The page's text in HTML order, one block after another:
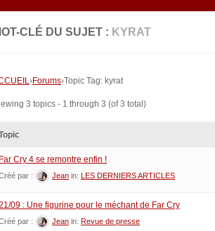
CLÉ DU SUJET : KYRAT
›Forums›Topic Tag: kyrat
3 topics - 1 through 3 (of 3 total)
Far Cry 4 se remontre enfin !
par : Jean in: LES DERNIERS ARTICLES
09 : Une figurine pour le méchant de Far Cry
par : Jean in: Revue de presse